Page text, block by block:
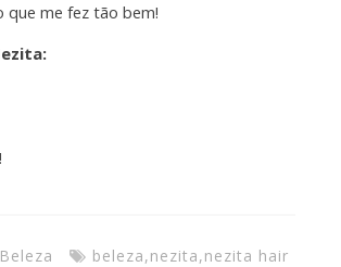
que me fez tão bem!
beleza,nezita,nezita hair